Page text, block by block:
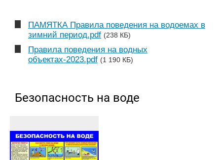
ПАМЯТКА Правила поведения на водоемах в
зимний период.pdf (238 КБ)
Правила поведения на водных
объектах-2023.pdf (1 190 КБ)
Безопасность на воде